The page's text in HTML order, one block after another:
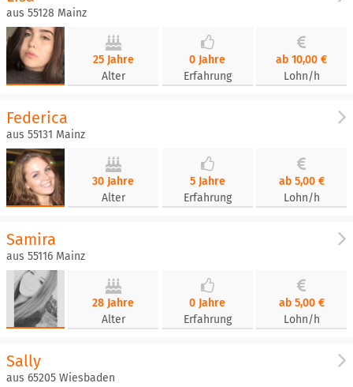
aus 55128 Mainz
25 Jahre
Alter
0 Jahre
Erfahrung
ab 10,00 €
Lohn/h
Federica
aus 55131 Mainz
30 Jahre
Alter
5 Jahre
Erfahrung
ab 5,00 €
Lohn/h
Samira
aus 55116 Mainz
28 Jahre
Alter
0 Jahre
Erfahrung
ab 5,00 €
Lohn/h
Sally
aus 65205 Wiesbaden